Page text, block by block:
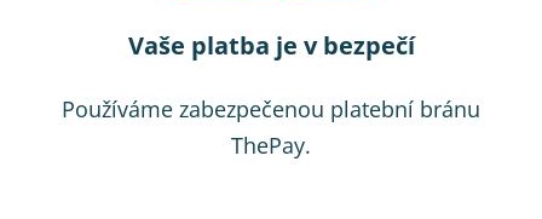
Vaše platba je v bezpečí
Používáme zabezpečenou platební bránu
ThePay.